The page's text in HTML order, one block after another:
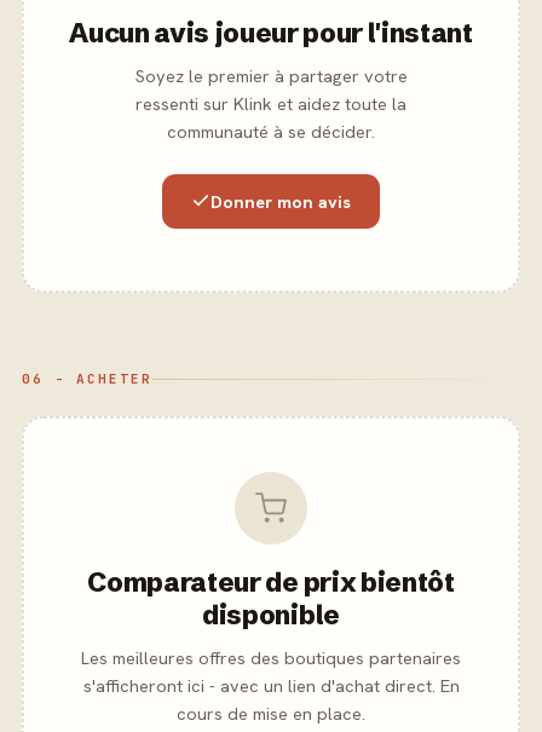
Aucun avis joueur pour l'instant
Soyez le premier à partager votre
ressenti sur Klink et aidez toute la
communauté à se décider.
Donner mon avis
06 - ACHETER
Comparateur de prix bientôt
disponible
Les meilleures offres des boutiques partenaires
s'afficheront ici - avec un lien d'achat direct. En
cours de mise en place.